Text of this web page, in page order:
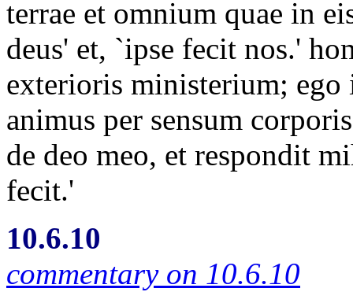
terrae et omnium quae in
deus' et, `ipse fecit nos.'
exterioris ministerium; ego
animus per sensum
de deo meo, et respondit
fecit.'
10.6.10
commentary on 10.6.10